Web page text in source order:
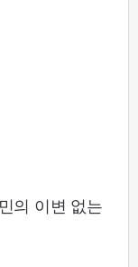
의 이변 없는